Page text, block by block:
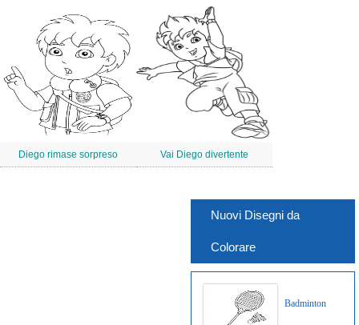
Diego rimase sorpreso Vai Diego divertente
Nuovi Disegni da
Colorare
Badminton